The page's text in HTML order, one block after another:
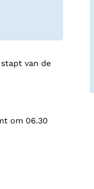
van de
om 06.30